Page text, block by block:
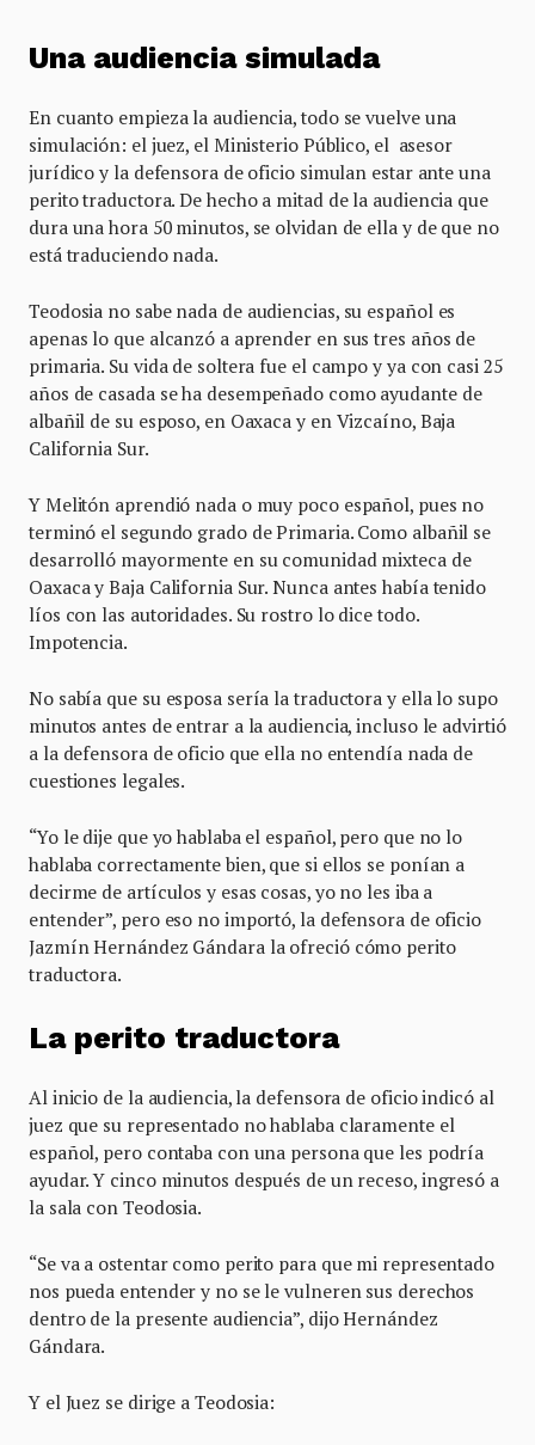
Una audiencia simulada
En cuanto empieza la audiencia, todo se vuelve una
simulación: el juez, el Ministerio Público, el asesor
jurídico y la defensora de oficio simulan estar ante una
perito traductora. De hecho a mitad de la audiencia que
dura una hora 50 minutos, se olvidan de ella y de que no
está traduciendo nada.
Teodosia no sabe nada de audiencias, su español es
apenas lo que alcanzó a aprender en sus tres años de
primaria. Su vida de soltera fue el campo y ya con casi 25
años de casada se ha desempeñado como ayudante de
albañil de su esposo, en Oaxaca y en Vizcaíno, Baja
California Sur.
Y Melitón aprendió nada o muy poco español, pues no
terminó el segundo grado de Primaria. Como albañil se
desarrolló mayormente en su comunidad mixteca de
Oaxaca y Baja California Sur. Nunca antes había tenido
líos con las autoridades. Su rostro lo dice todo.
Impotencia.
No sabía que su esposa sería la traductora y ella lo supo
minutos antes de entrar a la audiencia, incluso le advirtió
a la defensora de oficio que ella no entendía nada de
cuestiones legales.
“Yo le dije que yo hablaba el español, pero que no lo
hablaba correctamente bien, que si ellos se ponían a
decirme de artículos y esas cosas, yo no les iba a
entender”, pero eso no importó, la defensora de oficio
Jazmín Hernández Gándara la ofreció cómo perito
traductora.
La perito traductora
Al inicio de la audiencia, la defensora de oficio indicó al
juez que su representado no hablaba claramente el
español, pero contaba con una persona que les podría
ayudar. Y cinco minutos después de un receso, ingresó a
la sala con Teodosia.
“Se va a ostentar como perito para que mi representado
nos pueda entender y no se le vulneren sus derechos
dentro de la presente audiencia”, dijo Hernández
Gándara.
Y el Juez se dirige a Teodosia: